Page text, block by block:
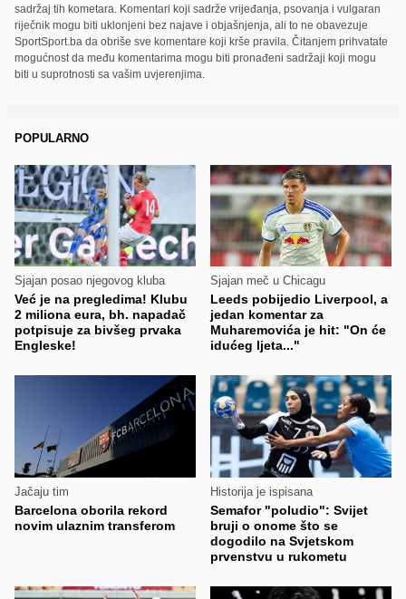
sadržaj tih kometara. Komentari koji sadrže vrijeđanja, psovanja i vulgaran
riječnik mogu biti uklonjeni bez najave i objašnjenja, ali to ne obavezuje
SportSport.ba da obriše sve komentare koji krše pravila. Čitanjem prihvatate
mogućnost da među komentarima mogu biti pronađeni sadržaji koji mogu
biti u suprotnosti sa vašim uvjerenjima.
POPULARNO
Sjajan posao njegovog kluba
Već je na pregledima! Klubu
2 miliona eura, bh. napadač
potpisuje za bivšeg prvaka
Engleske!
Sjajan meč u Chicagu
Leeds pobijedio Liverpool, a
jedan komentar za
Muharemovića je hit: "On će
idućeg ljeta..."
Jačaju tim
Barcelona oborila rekord
novim ulaznim transferom
Historija je ispisana
Semafor "poludio": Svijet
bruji o onome što se
dogodilo na Svjetskom
prvenstvu u rukometu